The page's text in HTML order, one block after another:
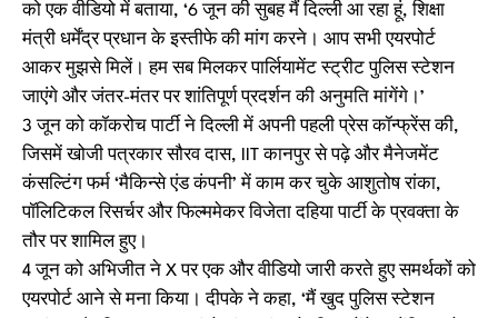
को एक वीडियो में बताया, ‘6 जून की सुबह मैं दिल्ली आ रहा हूं, शिक्षा
मंत्री धर्मेंद्र प्रधान के इस्तीफे की मांग करने। आप सभी एयरपोर्ट
आकर मुझसे मिलें। हम सब मिलकर पार्लियामेंट स्ट्रीट पुलिस स्टेशन
जाएंगे और जंतर-मंतर पर शांतिपूर्ण प्रदर्शन की अनुमति मांगेंगे।’
3 जून को कॉकरोच पार्टी ने दिल्ली में अपनी पहली प्रेस कॉन्फ्रेंस की,
जिसमें खोजी पत्रकार सौरव दास, IIT कानपुर से पढ़े और मैनेजमेंट
कंसल्टिंग फर्म ‘मैकिन्से एंड कंपनी’ में काम कर चुके आशुतोष रांका,
पॉलिटिकल रिसर्चर और फिल्ममेकर विजेता दहिया पार्टी के प्रवक्ता के
तौर पर शामिल हुए।
4 जून को अभिजीत ने X पर एक और वीडियो जारी करते हुए समर्थकों को
एयरपोर्ट आने से मना किया। दीपके ने कहा, ‘मैं खुद पुलिस स्टेशन